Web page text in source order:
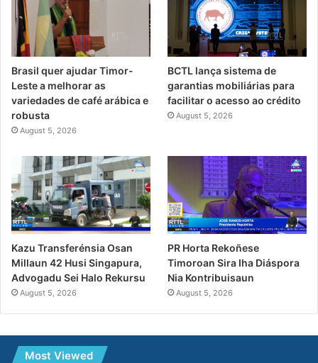
Brasil quer ajudar Timor-
Leste a melhorar as
variedades de café arábica e
robusta
August 5, 2026
BCTL lança sistema de
garantias mobiliárias para
facilitar o acesso ao crédito
August 5, 2026
Kazu Transferénsia Osan
Millaun 42 Husi Singapura,
Advogadu Sei Halo Rekursu
August 5, 2026
PR Horta Rekoñese
Timoroan Sira Iha Diáspora
Nia Kontribuisaun
August 5, 2026
Most Viewed